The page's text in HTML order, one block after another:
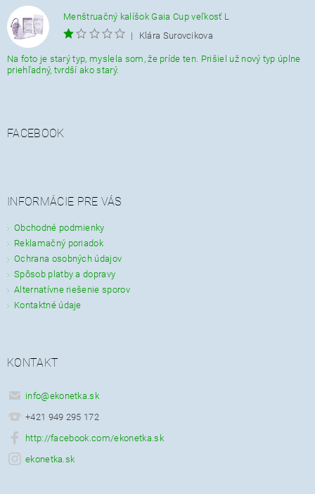
Menštruačný kalíšok Gaia Cup veľkosť L
|
Klára Surovcikova
Na foto je starý typ, myslela som, že príde ten. Prišiel už nový typ úplne
priehľadný, tvrdší ako starý.
FACEBOOK
INFORMÁCIE PRE VÁS
Obchodné podmienky
Reklamačný poriadok
Ochrana osobných údajov
Spôsob platby a dopravy
Alternatívne riešenie sporov
Kontaktné údaje
KONTAKT
info@ekonetka.sk
+421 949 295 172
http://facebook.com/ekonetka.sk
ekonetka.sk